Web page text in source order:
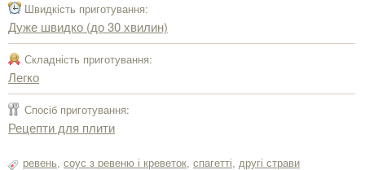
Швидкість приготування:
Дуже швидко (до 30 хвилин)
Складність приготування:
Легко
Спосіб приготування:
Рецепти для плити
ревень, соус з ревеню і креветок, спагетті, другі страви